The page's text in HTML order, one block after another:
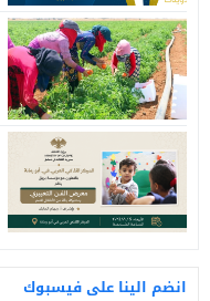
انضم الينا على فيسبوك